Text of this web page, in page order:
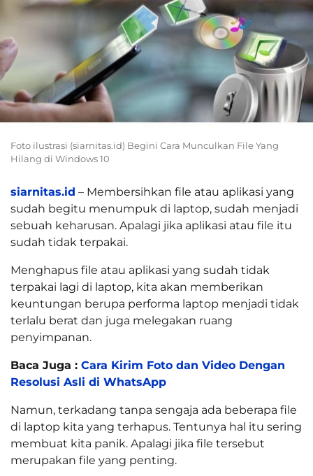
Foto ilustrasi (siarnitas.id) Begini Cara Munculkan File Yang
Hilang di Windows 10
siarnitas.id – Membersihkan file atau aplikasi yang
sudah begitu menumpuk di laptop, sudah menjadi
sebuah keharusan. Apalagi jika aplikasi atau file itu
sudah tidak terpakai.
Menghapus file atau aplikasi yang sudah tidak
terpakai lagi di laptop, kita akan memberikan
keuntungan berupa performa laptop menjadi tidak
terlalu berat dan juga melegakan ruang
penyimpanan.
Baca Juga : Cara Kirim Foto dan Video Dengan
Resolusi Asli di WhatsApp
Namun, terkadang tanpa sengaja ada beberapa file
di laptop kita yang terhapus. Tentunya hal itu sering
membuat kita panik. Apalagi jika file tersebut
merupakan file yang penting.